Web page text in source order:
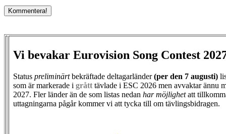
Vi bevakar Eurovision Song Contest
Status preliminärtbekräftade deltagarländer(per den 7 augusti)
som är markerade i grått tävlade i ESC 2026 men avvaktar ännu
2027. Fler länder än de som listas nedan har möjlighetatt
uttagningarna pågår kommer vi att tycka till om tävlingsbidragen.